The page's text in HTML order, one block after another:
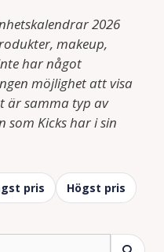
2026
makeup,
har något
möjlighet att visa
är samma typ av
som Kicks har i sin
pris Högst pris